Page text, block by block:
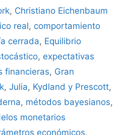
, Christiano Eichenbaum
real, comportamiento
cerrada, Equilibrio
, expectativas
financieras, Gran
, Julia, Kydland y Prescott,
, métodos bayesianos,
monetarios
económicos,